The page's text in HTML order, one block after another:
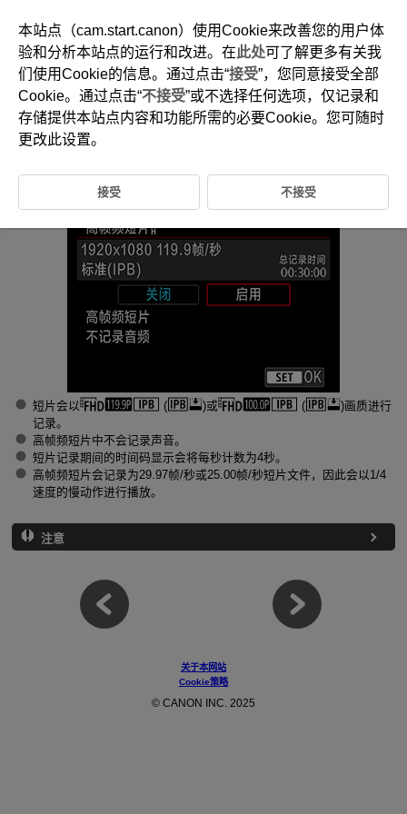
D185-107
高帧频
回放的短片。请注意，每个短片的最长记录时间为30分钟。
短片会以 ( )或 (
)画质进行
记录。
高帧频短片中不会记录声音。
短片记录期间的时间码显示会将每秒计数为4秒。
高帧频短片会记录为29.97帧/秒或25.00帧/秒短片文件，因此会以1/4
速度的慢动作进行播放。
注意
关于本网站
Cookie策略
© CANON INC. 2025
本站点（cam.start.canon）使用Cookie来改善您的用户体
验和分析本站点的运行和改进。在此处可了解更多有关我
们使用Cookie的信息。通过点击“接受”，您同意接受全部
Cookie。通过点击“不接受”或不选择任何选项，仅记录和
存储提供本站点内容和功能所需的必要Cookie。您可随时
更改此设置。
接受 不接受